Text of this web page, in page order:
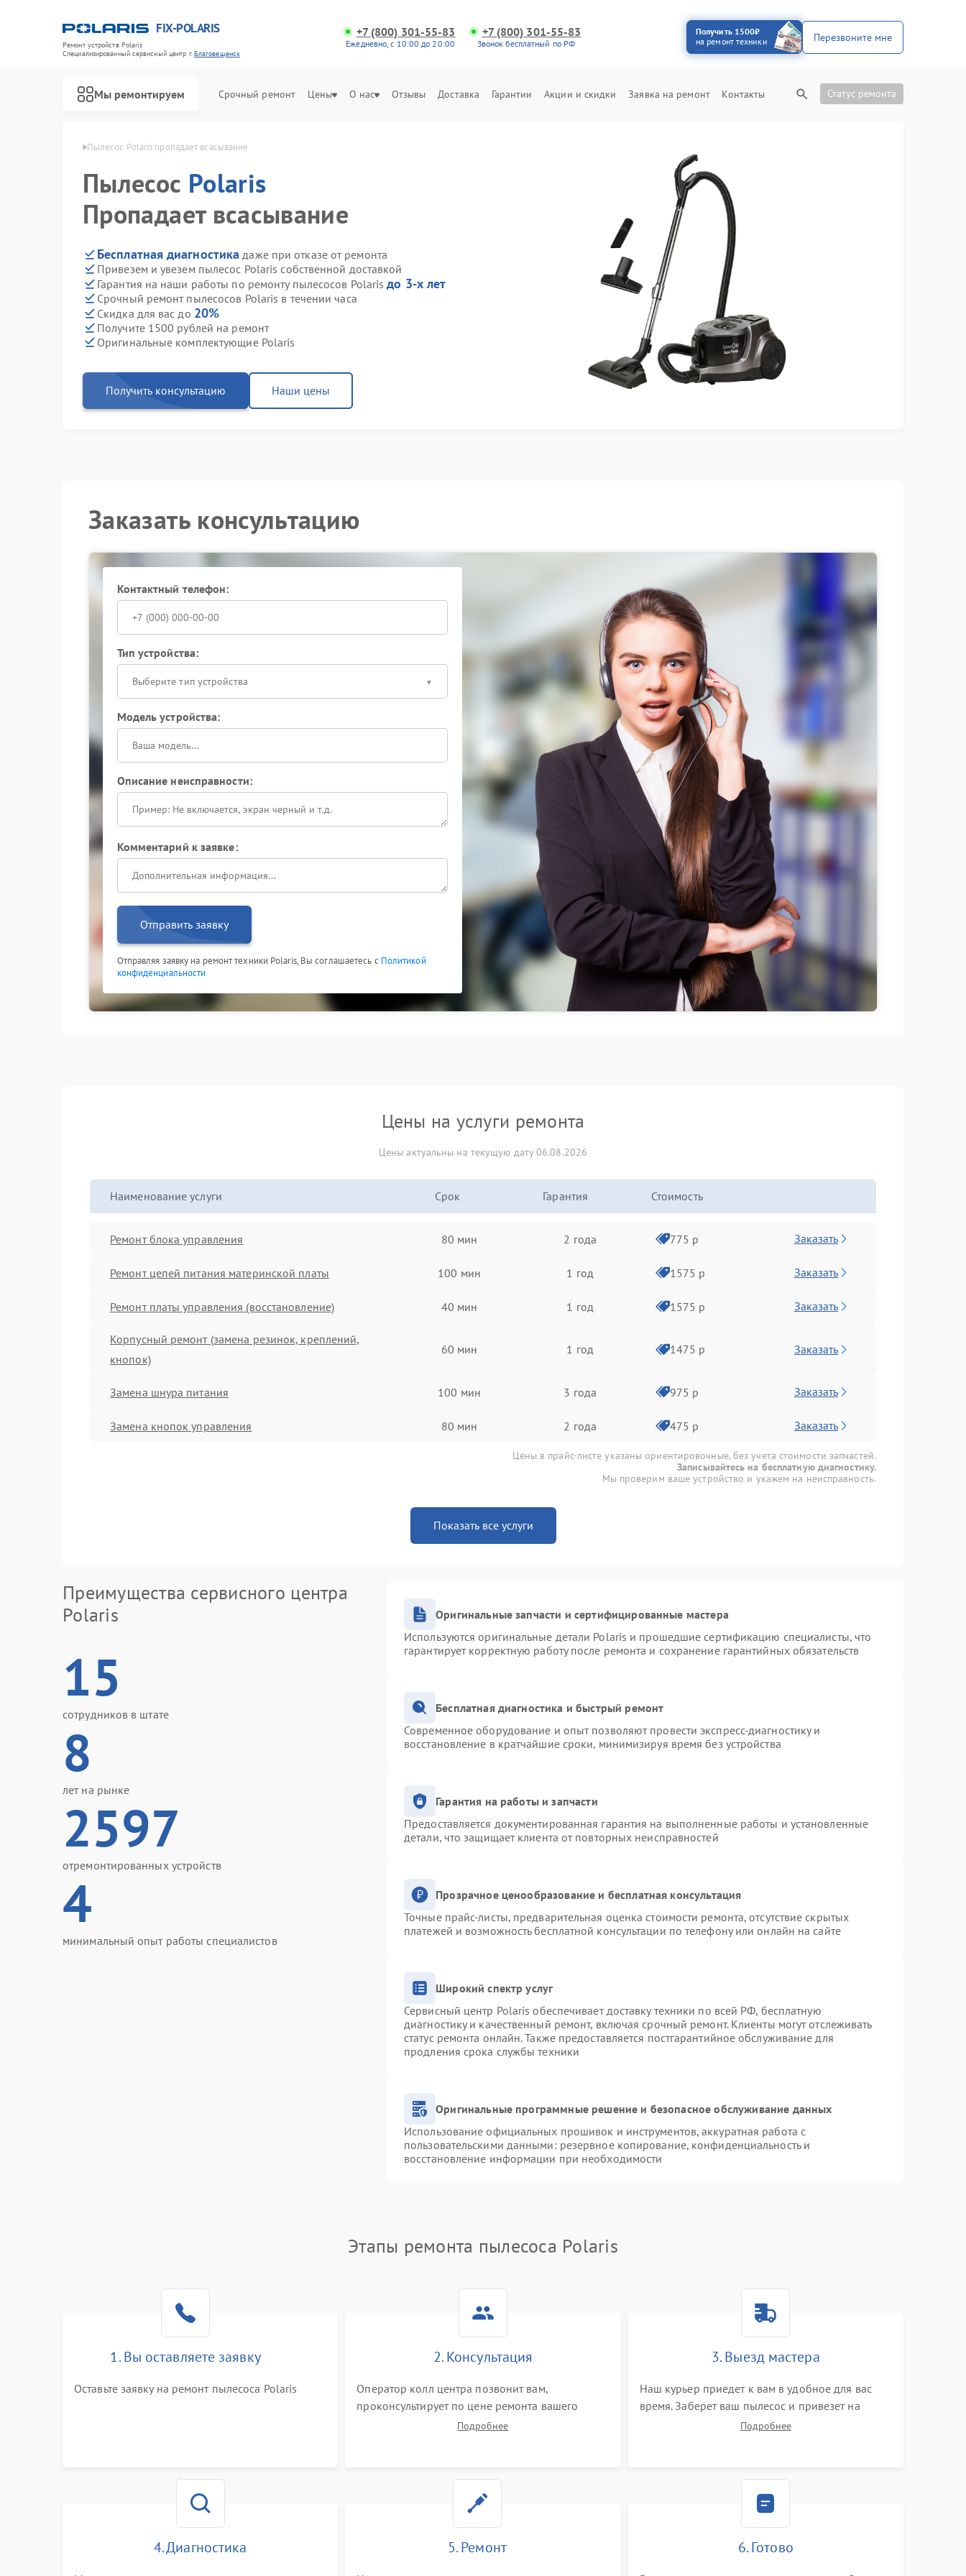
FIX-POLARIS
Ремонт устройств Polaris
Специализированный cервисный центр г.Благовещенск
+7 (800) 301-55-83
Ежедневно, с 10:00 до 20:00
+7 (800) 301-55-83
Звонок бесплатный по РФ
Получить 1500₽
на ремонт техники
Перезвоните мне
Мы ремонтируем Срочный ремонт Цены О нас Отзывы Доставка Гарантии Акции и скидки Заявка на ремонт Контакты Статус ремонта
Пылесос Polaris пропадает всасывание
Пылесос Polaris
Пропадает всасывание
Бесплатная диагностика даже при отказе от ремонта
Привезем и увезем пылесос Polaris собственной доставкой
Гарантия на наши работы по ремонту пылесосов Polarisдо 3-х лет
Срочный ремонт пылесосов Polaris в течении часа
Скидка для вас до 20%
Получите 1500 рублей на ремонт
Оригинальные комплектующие Polaris
Получить консультацию Наши цены
Заказать консультацию
Контактный телефон:
Тип устройства:
Выберите тип устройства
Модель устройства:
Описание неисправности:
Комментарий к заявке:
Отправить заявку
Отправляя заявку на ремонт техники Polaris, Вы соглашаетесь с Политикой
конфиденциальности
Цены на услуги ремонта
Цены актуальны на текущую дату 06.08.2026
Наименование услуги Срок Гарантия Стоимость
Ремонт блока управления 80 мин 2 года 775 р Заказать
Ремонт цепей питания материнской платы 100 мин 1 год 1575 р Заказать
Ремонт платы управления (восстановление) 40 мин 1 год 1575 р Заказать
Корпусный ремонт (замена резинок, креплений,
кнопок)
60 мин 1 год 1475 р Заказать
Замена шнура питания 100 мин 3 года 975 р Заказать
Замена кнопок управления 80 мин 2 года 475 р Заказать
Цены в прайс-листе указаны ориентировочные, без учета стоимости запчастей.
Записывайтесь на бесплатную диагностику.
Мы проверим ваше устройство и укажем на неисправность.
Показать все услуги
Преимущества сервисного центра
Polaris
15
сотрудников в штате
8
лет на рынке
2597
отремонтированных устройств
4
минимальный опыт работы специалистов
Оригинальные запчасти и сертифицированные мастера
Используются оригинальные детали Polaris и прошедшие сертификацию специалисты, что
гарантирует корректную работу после ремонта и сохранение гарантийных обязательств
Бесплатная диагностика и быстрый ремонт
Современное оборудование и опыт позволяют провести экспресс-диагностику и
восстановление в кратчайшие сроки, минимизируя время без устройства
Гарантия на работы и запчасти
Предоставляется документированная гарантия на выполненные работы и установленные
детали, что защищает клиента от повторных неисправностей
Прозрачное ценообразование и бесплатная консультация
Точные прайс-листы, предварительная оценка стоимости ремонта, отсутствие скрытых
платежей и возможность бесплатной консультации по телефону или онлайн на сайте
Широкий спектр услуг
Сервисный центр Polaris обеспечивает доставку техники по всей РФ, бесплатную
диагностику и качественный ремонт, включая срочный ремонт. Клиенты могут отслеживать
статус ремонта онлайн. Также предоставляется постгарантийное обслуживание для
продления срока службы техники
Оригинальные программные решение и безопасное обслуживание данных
Использование официальных прошивок и инструментов, аккуратная работа с
пользовательскими данными: резервное копирование, конфиденциальность и
восстановление информации при необходимости
Этапы ремонта пылесоса Polaris
1. Вы оставляете заявку
Оставьте заявку на ремонт пылесоса Polaris
2. Консультация
Оператор колл центра позвонит вам,
проконсультирует по цене ремонта вашего
пылесоса а также ответит на все ваши вопросы.
Подробнее
3. Выезд мастера
Наш курьер приедет к вам в удобное для вас
время. Заберет ваш пылесос и привезет на
склад для диагностики.Подробнее
4. Диагностика 5. Ремонт 6. Готово